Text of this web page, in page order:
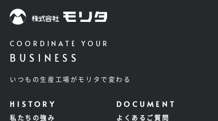
COORDINATE YOUR
BUSINESS
いつもの生産工場がモリタで変わる
私たちの強み よくあるご質問